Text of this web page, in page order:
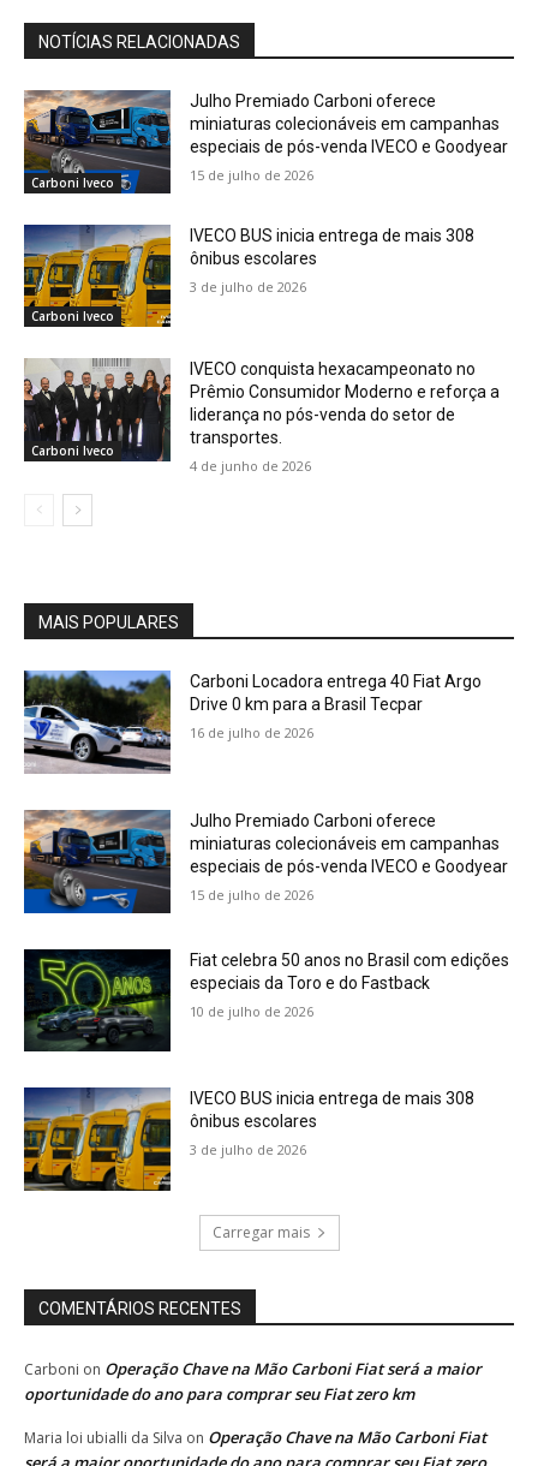
NOTÍCIAS RELACIONADAS
Carboni Iveco
Julho Premiado Carboni oferece
miniaturas colecionáveis em campanhas
especiais de pós-venda IVECO e Goodyear
15 de julho de 2026
Carboni Iveco
IVECO BUS inicia entrega de mais 308
ônibus escolares
3 de julho de 2026
Carboni Iveco
IVECO conquista hexacampeonato no
Prêmio Consumidor Moderno e reforça a
liderança no pós-venda do setor de
transportes.
4 de junho de 2026
MAIS POPULARES
Carboni Locadora entrega 40 Fiat Argo
Drive 0 km para a Brasil Tecpar
16 de julho de 2026
Julho Premiado Carboni oferece
miniaturas colecionáveis em campanhas
especiais de pós-venda IVECO e Goodyear
15 de julho de 2026
Fiat celebra 50 anos no Brasil com edições
especiais da Toro e do Fastback
10 de julho de 2026
IVECO BUS inicia entrega de mais 308
ônibus escolares
3 de julho de 2026
Carregar mais
COMENTÁRIOS RECENTES
Carboni on Operação Chave na Mão Carboni Fiat será a maior
oportunidade do ano para comprar seu Fiat zero km
Maria loi ubialli da Silva on Operação Chave na Mão Carboni Fiat